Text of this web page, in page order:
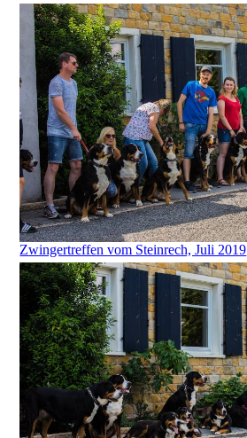
Zwingertreffen vom Steinrech, Juli 2019